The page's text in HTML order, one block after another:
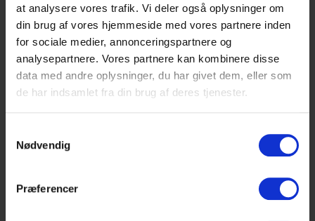
at analysere vores trafik. Vi deler også oplysninger om
din brug af vores hjemmeside med vores partnere inden
for sociale medier, annonceringspartnere og
analysepartnere. Vores partnere kan kombinere disse
data med andre oplysninger, du har givet dem, eller som
de har indsamlet fra din brug af deres tjenester.
Nødvendig
Præferencer
Tirsdage: 11:00 – 13:00
Onsdage: 12:00-16:00
Torsdage: 14:00-16:00